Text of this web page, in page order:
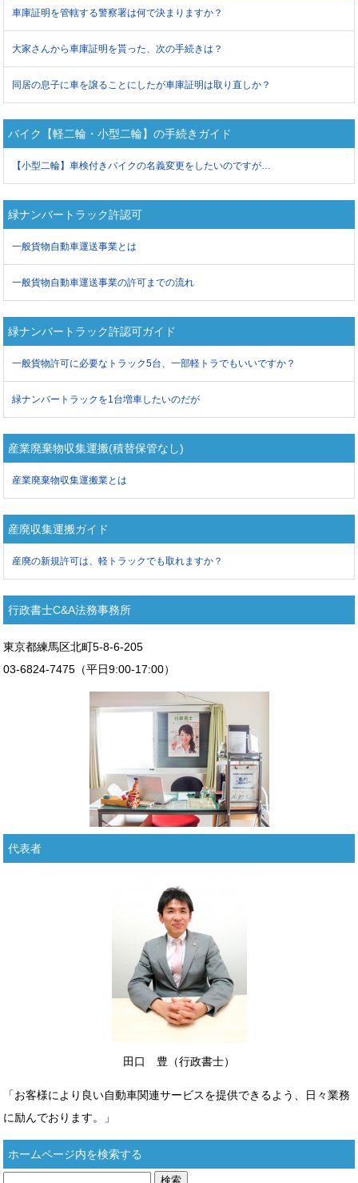
車庫証明を管轄する警察署は何で決まりますか？
大家さんから車庫証明を貰った、次の手続きは？
同居の息子に車を譲ることにしたが車庫証明は取り直しか？
バイク【軽二輪・小型二輪】の手続きガイド
【小型二輪】車検付きバイクの名義変更をしたいのですが…
緑ナンバートラック許認可
一般貨物自動車運送事業とは
一般貨物自動車運送事業の許可までの流れ
緑ナンバートラック許認可ガイド
一般貨物許可に必要なトラック5台、一部軽トラでもいいですか？
緑ナンバートラックを1台増車したいのだが
産業廃棄物収集運搬(積替保管なし)
産業廃棄物収集運搬業とは
産廃収集運搬ガイド
産廃の新規許可は、軽トラックでも取れますか？
行政書士C&A法務事務所
東京都練馬区北町5-8-6-205
03-6824-7475（平日9:00-17:00）
代表者
田口 豊（行政書士）
「お客様により良い自動車関連サービスを提供できるよう、日々業務
に励んでおります。」
ホームページ内を検索する